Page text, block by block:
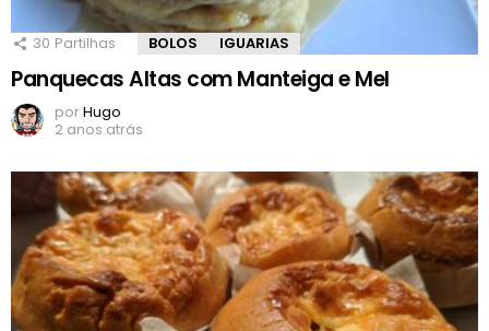
30 Partilhas BOLOS IGUARIAS
Panquecas Altas com Manteiga e Mel
porHugo
2 anos atrás